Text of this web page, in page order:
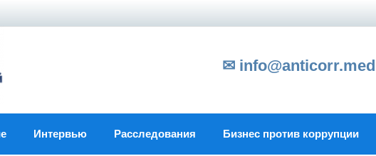
✉
Интервью Расследования Бизнес против коррупции